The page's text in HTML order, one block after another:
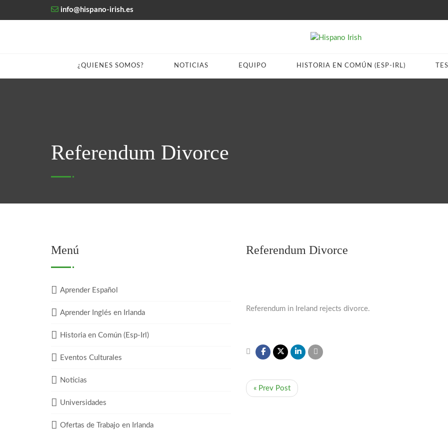
info@hispano-irish.es
¿QUIENES SOMOS? NOTICIAS EQUIPO HISTORIA EN COMÚN (ESP-IRL)
Referendum Divorce
Referendum Divorce
Referendum in Ireland rejects divorce.
« Prev Post
Menú
Aprender Español
Aprender Inglés en Irlanda
Historia en Común (Esp-Irl)
Eventos Culturales
Noticias
Universidades
Ofertas de Trabajo en Irlanda